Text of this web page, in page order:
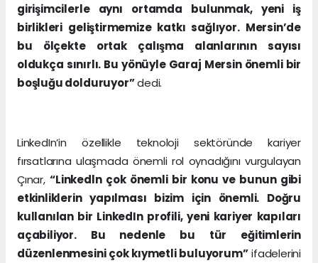
girişimcilerle aynı ortamda bulunmak, yeni iş
birlikleri geliştirmemize katkı sağlıyor. Mersin’de
bu ölçekte ortak çalışma alanlarının sayısı
oldukça sınırlı. Bu yönüyle Garaj Mersin önemli bir
boşluğu dolduruyor”dedi.
LinkedIn’in özellikle teknoloji sektöründe kariyer
fırsatlarına ulaşmada önemli rol oynadığını vurgulayan
Çınar,“Linkedln çok önemli bir konu ve bunun gibi
etkinliklerin yapılması bizim için önemli. Doğru
kullanılan bir LinkedIn profili, yeni kariyer kapıları
açabiliyor. Bu nedenle bu tür eğitimlerin
düzenlenmesini çok kıymetli buluyorum”ifadelerini